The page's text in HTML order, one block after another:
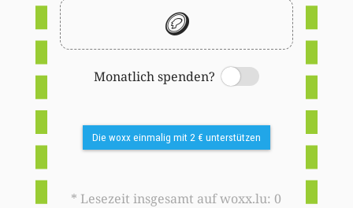
🪙
Monatlich spenden?
Switch
Die woxx einmalig mit 2 € unterstützen
* Lesezeit insgesamt auf woxx.lu: 0